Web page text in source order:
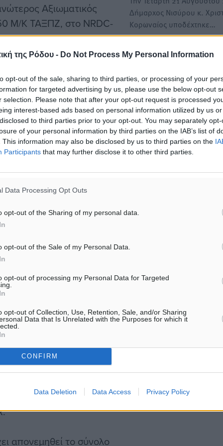
της Ρόδου - Do Not Process My Personal Information
opt-out of the sale, sharing to third parties, or processing of your
for targeted advertising by us, please use the below opt-out
selection. Please note that after your opt-out request is processed
interest-based ads based on personal information utilized by us
to third parties prior to your opt-out. You may separately
of your personal information by third parties on the IAB’s list of
This information may also be disclosed by us to third parties on the
Participants that may further disclose it to other third parties.
Data Processing Opt Outs
opt-out of the Sharing of my personal data.
opt-out of the Sale of my Personal Data.
opt-out of processing my Personal Data for Targeted
opt-out of Collection, Use, Retention, Sale, and/or Sharing
Data that Is Unrelated with the Purposes for which it
CONFIRM
Data Deletion Data Access Privacy Policy
Αξιωματικός
Μ/Κ ΤΑΞΠΖ, στο NRDC-
και στο
στο
του 506
περίοδο μεταστάθμευσε
ΦΕΡΑΙΟΣ» στο
τα καθήκοντα του
τοποθετήθηκε αρχικά
κάλυψη υπηρεσιακών
της ΙΙας Μ/Κ ΜΠ.
Πεζικού.
και τοποθετήθηκε
απονεμηθεί το σύνολο
Δήμαρχος Νισύρου κ.
Κορωναίος υποδέχτηκε…
Εθιμοτυπική επίσκεψη
πραγματοποίησε ο νέος
του Αστυνομικού
Εθιμοτυπική επίσκεψη
Δήμαρχο Καρπάθου
Φελλουζή
σήμερα στις 11:00…